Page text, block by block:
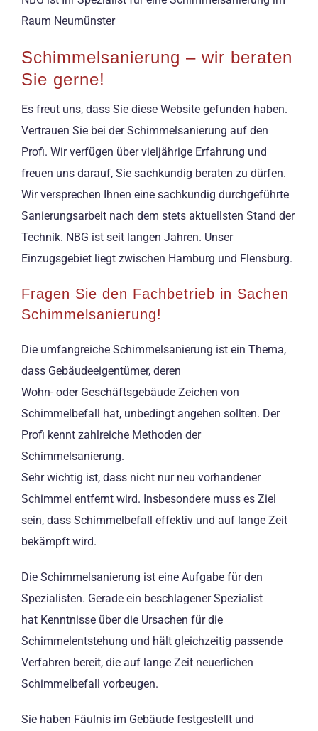
Raum Neumünster
Schimmelsanierung – wir beraten
Sie gerne!
Es freut uns, dass Sie diese Website gefunden haben.
Vertrauen Sie bei der Schimmelsanierung auf den
Profi. Wir verfügen über vieljährige Erfahrung und
freuen uns darauf, Sie sachkundig beraten zu dürfen.
Wir versprechen Ihnen eine sachkundig durchgeführte
Sanierungsarbeit nach dem stets aktuellsten Stand der
Technik. NBG ist seit langen Jahren. Unser
Einzugsgebiet liegt zwischen Hamburg und Flensburg.
Fragen Sie den Fachbetrieb in Sachen
Schimmelsanierung!
Die umfangreiche Schimmelsanierung ist ein Thema,
dass Gebäudeeigentümer, deren
Wohn- oder Geschäftsgebäude Zeichen von
Schimmelbefall hat, unbedingt angehen sollten. Der
Profi kennt zahlreiche Methoden der
Schimmelsanierung.
Sehr wichtig ist, dass nicht nur neu vorhandener
Schimmel entfernt wird. Insbesondere muss es Ziel
sein, dass Schimmelbefall effektiv und auf lange Zeit
bekämpft wird.
Die Schimmelsanierung ist eine Aufgabe für den
Spezialisten. Gerade ein beschlagener Spezialist
hat Kenntnisse über die Ursachen für die
Schimmelentstehung und hält gleichzeitig passende
Verfahren bereit, die auf lange Zeit neuerlichen
Schimmelbefall vorbeugen.
Sie haben Fäulnis im Gebäude festgestellt und